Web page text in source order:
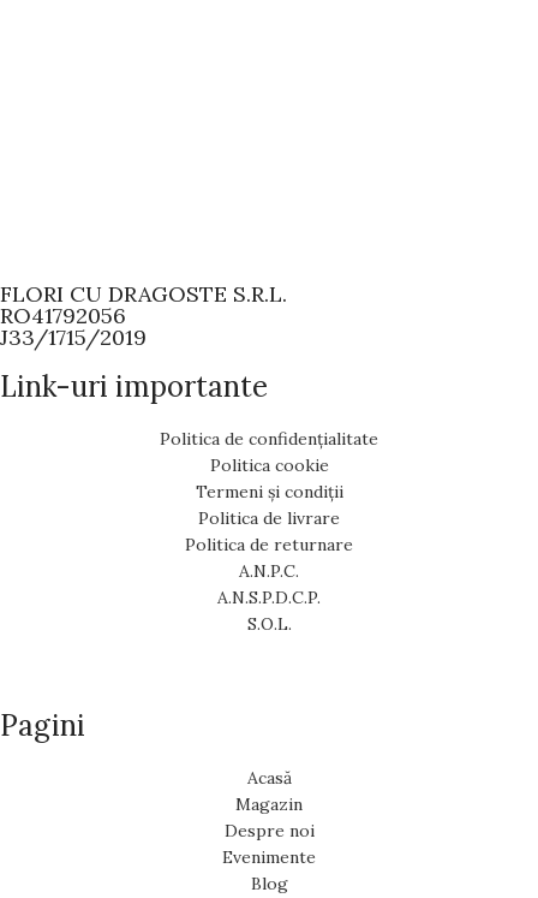
FLORI CU DRAGOSTE S.R.L.
RO41792056
J33/1715/2019
Link-uri importante
Politica de confidențialitate
Politica cookie
Termeni și condiții
Politica de livrare
Politica de returnare
A.N.P.C.
A.N.S.P.D.C.P.
S.O.L.
Pagini
Acasă
Magazin
Despre noi
Evenimente
Blog